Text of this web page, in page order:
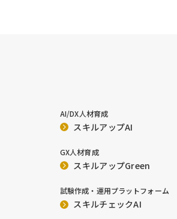
AI/DX人材育成
スキルアップAI
GX人材育成
スキルアップGreen
試験作成・運用プラットフォーム
スキルチェックAI